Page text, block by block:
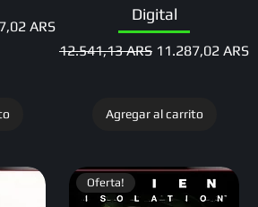
de oferta
ARS
Digital
Precio
12.541,13 ARS Precio de oferta
11.287,02 ARS
Agregar al carrito
Oferta!